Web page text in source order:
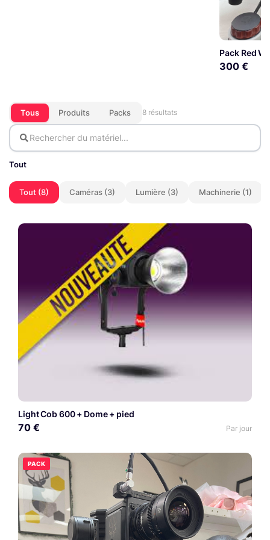
Pack Red
300 €
Tous Produits Packs 8 résultats
Tout
Tout (8) Caméras (3) Lumière (3) Machinerie (1)
Light Cob 600 + Dome + pied
70 € Par jour
PACK